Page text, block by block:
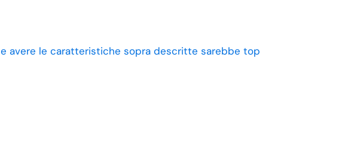
avere le caratteristiche sopra descritte sarebbe top